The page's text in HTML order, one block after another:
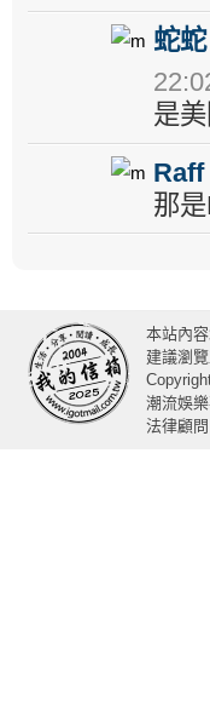
蛇蛇
是
Raff
那
本站內
建議瀏
潮流娛
法律顧